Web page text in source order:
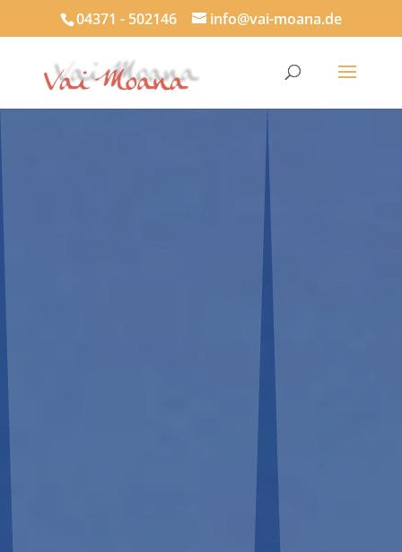
04371 - 502146 info@vai-moana.de